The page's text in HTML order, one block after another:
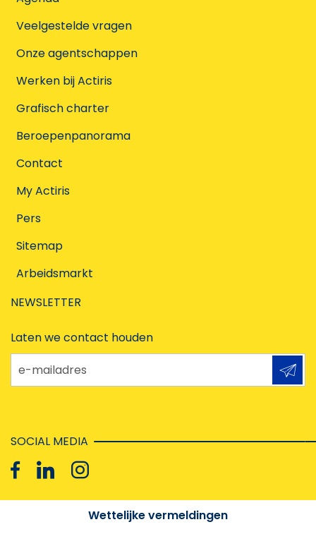
Veelgestelde vragen
Onze agentschappen
Werken bij Actiris
Grafisch charter
Beroepenpanorama
Contact
My Actiris
Pers
Sitemap
Arbeidsmarkt
NEWSLETTER
Laten we contact houden
e-mailadres
SOCIAL MEDIA
Wettelijke vermeldingen